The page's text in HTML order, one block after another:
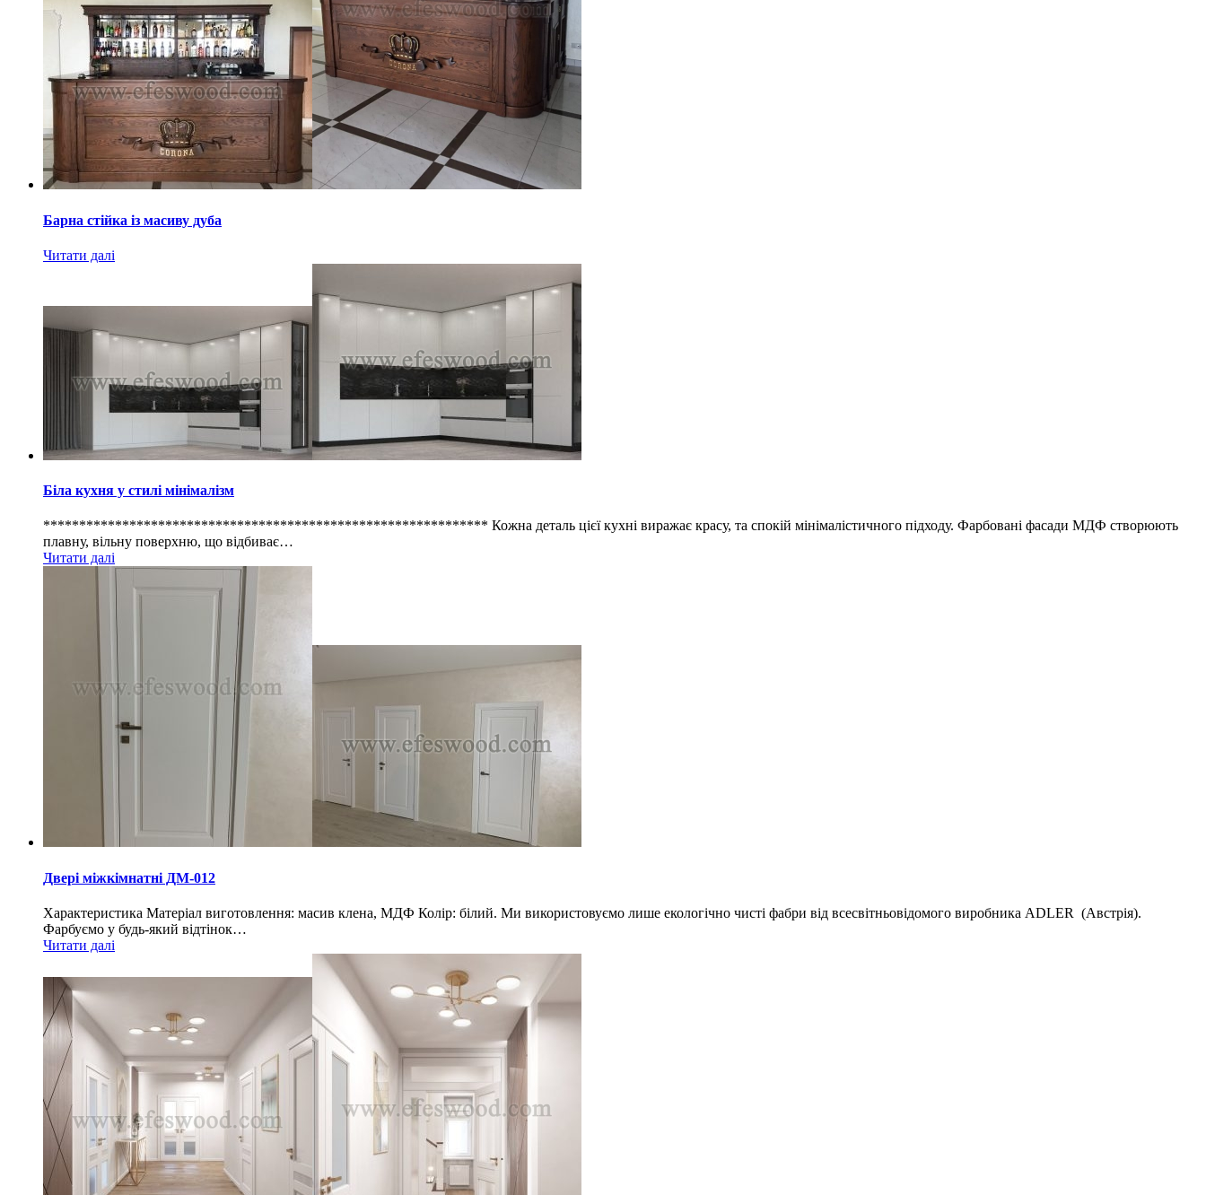
Барна стійка із масиву дуба
Читати далі
Біла кухня у стилі мінімалізм
************************************************************** Кожна деталь цієї кухні виражає красу, та спокій мінімалістичного підходу. Фарбовані фасади МДФ створюють
плавну, вільну поверхню, що відбиває…
Читати далі
Двері міжкімнатні ДМ-012
Характеристика Матеріал виготовлення: масив клена, МДФ Колір: білий. Ми використовуємо лише екологічно чисті фабри від всесвітньовідомого виробника ADLER (Австрія).
Фарбуємо у будь-який відтінок…
Читати далі